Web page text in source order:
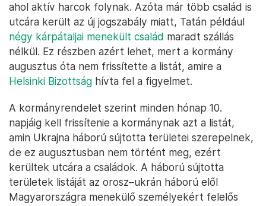
ahol aktív harcok folynak. Azóta már több család is
utcára került az új jogszabály miatt, Tatán például
négy kárpátaljai menekült család maradt szállás
nélkül. Ez részben azért lehet, mert a kormány
augusztus óta nem frissítette a listát, amire a
Helsinki Bizottság hívta fel a figyelmet.
A kormányrendelet szerint minden hónap 10.
napjáig kell frissítenie a kormánynak azt a listát,
amin Ukrajna háború sújtotta területei szerepelnek,
de ez augusztusban nem történt meg, ezért
kerültek utcára a családok. A háború sújtotta
területek listáját az orosz–ukrán háború elől
Magyarországra menekülő személyekért felelős